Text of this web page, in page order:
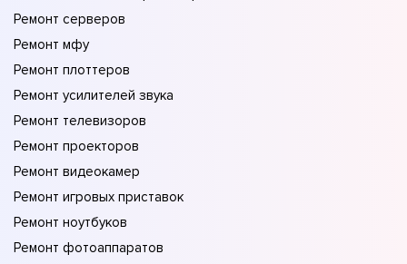
Ремонт серверов
Ремонт мфу
Ремонт плоттеров
Ремонт усилителей звука
Ремонт телевизоров
Ремонт проекторов
Ремонт видеокамер
Ремонт игровых приставок
Ремонт ноутбуков
Ремонт фотоаппаратов